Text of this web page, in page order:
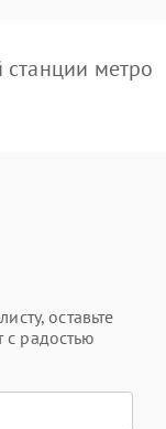
метро
оставьте
радостью